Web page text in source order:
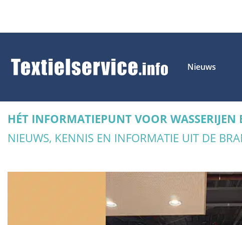
Nieuws
HÉT INFORMATIEPUNT VOOR WASSERIJEN
NIEUWS, KENNIS EN INFORMATIE UIT DE